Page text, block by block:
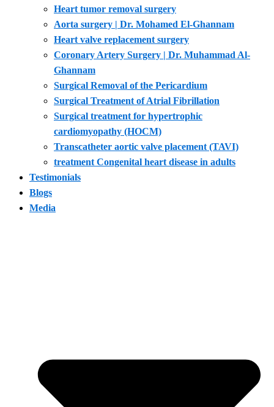
Heart tumor removal surgery
Aorta surgery | Dr. Mohamed El-Ghannam
Heart valve replacement surgery
Coronary Artery Surgery | Dr. Muhammad Al-
Ghannam
Surgical Removal of the Pericardium
Surgical Treatment of Atrial Fibrillation
Surgical treatment for hypertrophic
cardiomyopathy (HOCM)
Transcatheter aortic valve placement (TAVI)
treatment Congenital heart disease in adults
Testimonials
Blogs
Media